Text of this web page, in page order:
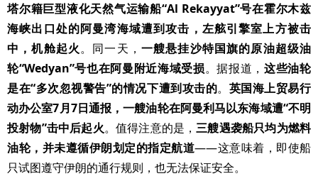
塔尔籍巨型液化天然气运输船“Al Rekayyat”号在霍尔木兹
海峡出口处的阿曼湾海域遭到攻击，左舷引擎室上方被击
中，机舱起火。同一天， 一艘悬挂沙特国旗的原油超级油
轮“Wedyan”号也在阿曼附近海域受损。据报道，这些油轮
是在“多次忽视警告”的情况下遭到攻击的。 英国海上贸易行
动办公室7月7日通报，一艘油轮在阿曼利马以东海域遭“不明
投射物”击中后起火。值得注意的是，三艘遇袭船只均为燃料
油轮，并未遵循伊朗划定的指定航道——这意味着，即使船
只试图遵守伊朗的通行规则，也无法保证安全。